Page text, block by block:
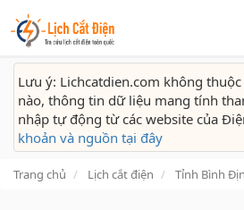
Lưu ý: Lichcatdien.com không
nào, thông tin dữ liệu mang tính
nhập tự động từ các website của
khoản và nguồn tại đây
Trang chủ Lịch cắt điện Tỉnh Bình